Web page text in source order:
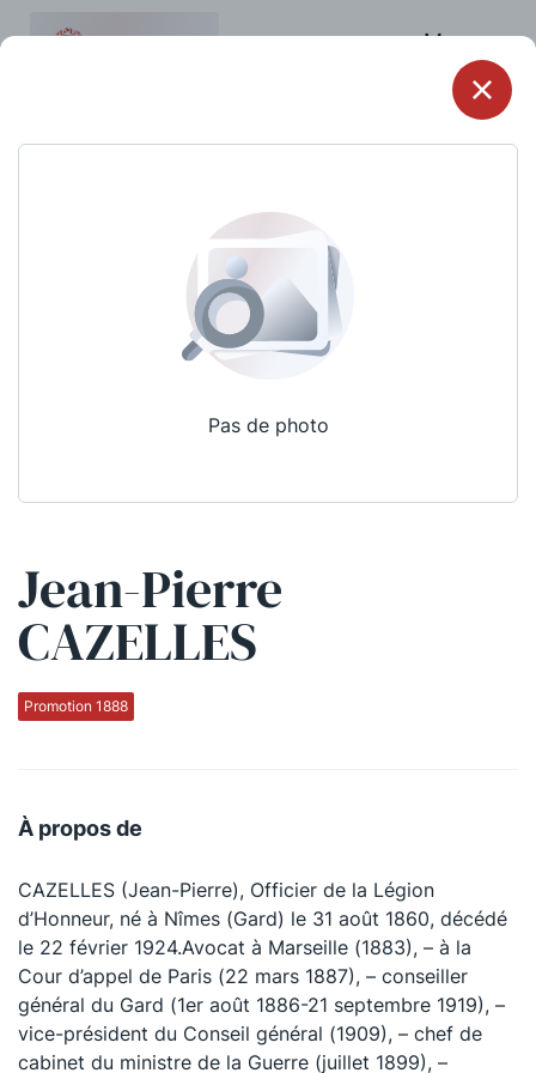
Menu
Pas de photo
Jean-Pierre
CAZELLES
Promotion 1888
À propos de
CAZELLES (Jean-Pierre), Officier de la Légion
d’Honneur, né à Nîmes (Gard) le 31 août 1860, décédé
le 22 février 1924.Avocat à Marseille (1883), – à la
Cour d’appel de Paris (22 mars 1887), – conseiller
général du Gard (1er août 1886-21 septembre 1919), –
vice-président du Conseil général (1909), – chef de
cabinet du ministre de la Guerre (juillet 1899), –
Qui sommes-nous ?
La Conférence
La défense pénale
Le Concours de la Conférence
La Conférence Berryer
La Petite Conférence